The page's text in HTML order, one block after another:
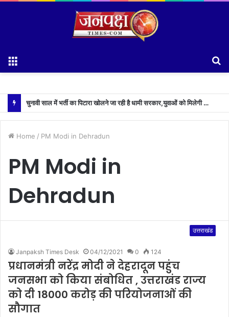
चुनावी साल में भर्ती का पिटारा खोलने जा रही है धामी सरकार,युवाओं को मिलेगी 34 हजार रिकॉर्ड भर्तियों की सौगात
Home / PM Modi in Dehradun
PM Modi in
Dehradun
उत्तराखंड
Janpaksh Times Desk 04/12/2021 0 124
प्रधानमंत्री नरेंद्र मोदी ने देहरादून पहुंच
जनसभा को किया संबोधित , उत्तराखंड राज्य
को दी 18000 करोड़ की परियोजनाओं की
सौगात